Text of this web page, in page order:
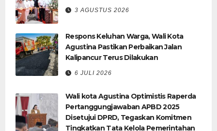
3 AGUSTUS 2026
Respons Keluhan Warga, Wali Kota
Agustina Pastikan Perbaikan Jalan
Kalipancur Terus Dilakukan
6 JULI 2026
Wali kota Agustina Optimistis Raperda
Pertanggungjawaban APBD 2025
Disetujui DPRD, Tegaskan Komitmen
Tingkatkan Tata Kelola Pemerintahan